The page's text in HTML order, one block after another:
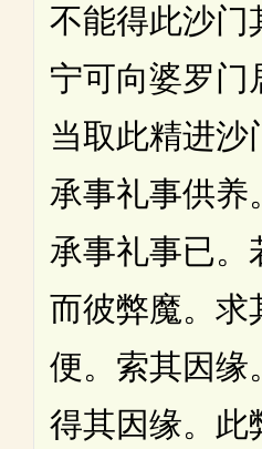
不能得此沙门
宁可向婆罗门
当取此精进沙
承事礼事供养
承事礼事已。
而彼弊魔。求
便。索其因缘
得其因缘。此